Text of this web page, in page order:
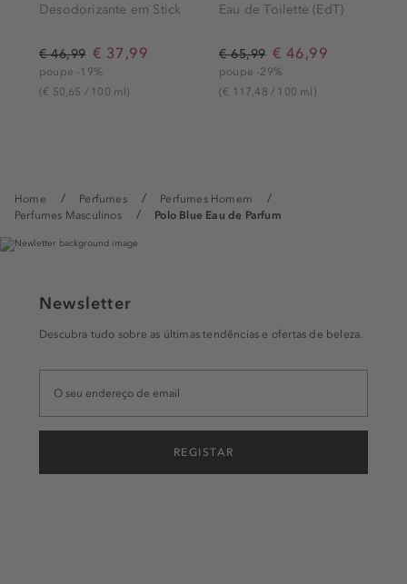
Home Perfumes
Perfumes Homem
Perfumes Masculinos
Polo Blue Eau de Parfum
Desodorizante em Stick
€ 46,99 € 37,99
poupe -19%
(€ 50,65 / 100 ml)
Eau de Toilette (EdT)
€ 65,99 € 46,99
poupe -29%
(€ 117,48 / 100 ml)
Newsletter
Descubra tudo sobre as últimas tendências e ofertas de beleza.
REGISTAR